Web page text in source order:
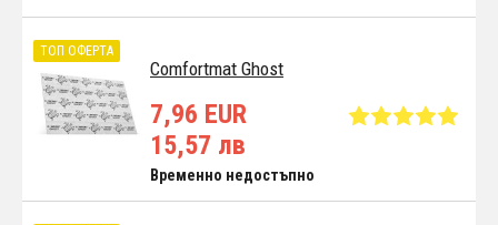
Comfortmat Ghost
ТОП ОФЕРТА
7,96 EUR
15,57 лв
Временно недостъпно